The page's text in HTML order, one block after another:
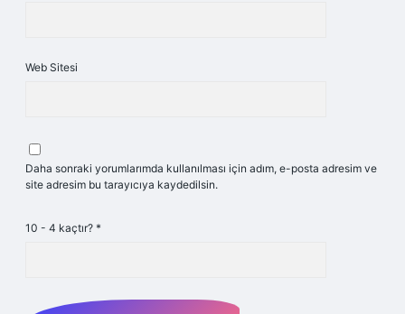
Web Sitesi
Daha sonraki yorumlarımda kullanılması için adım, e-posta adresim ve
site adresim bu tarayıcıya kaydedilsin.
10 - 4 kaçtır? *